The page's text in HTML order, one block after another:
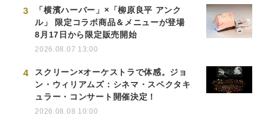
3
「横濱ハーバー」×「柳原良平 アンク
ル」 限定コラボ商品＆メニューが登場
8月17日から限定販売開始
2026.08.07 13:00
4
スクリーン×オーケストラで体感。ジョ
ン・ウィリアムズ：シネマ・スペクタキ
ュラー・コンサート開催決定！
2026.08.08 10:00